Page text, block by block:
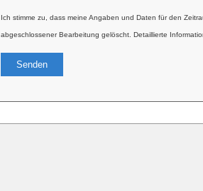
Ich stimme zu, dass meine Angaben und Daten für den
abgeschlossener Bearbeitung gelöscht. Detaillierte